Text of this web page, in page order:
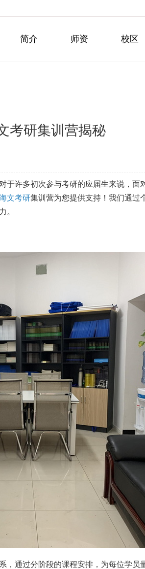
简介 师资 校区
考研集训营揭秘
于许多初次参与考研的应届生来说，面
文考研集训营为您提供支持！我们通过
。
，通过分阶段的课程安排，为每位学员